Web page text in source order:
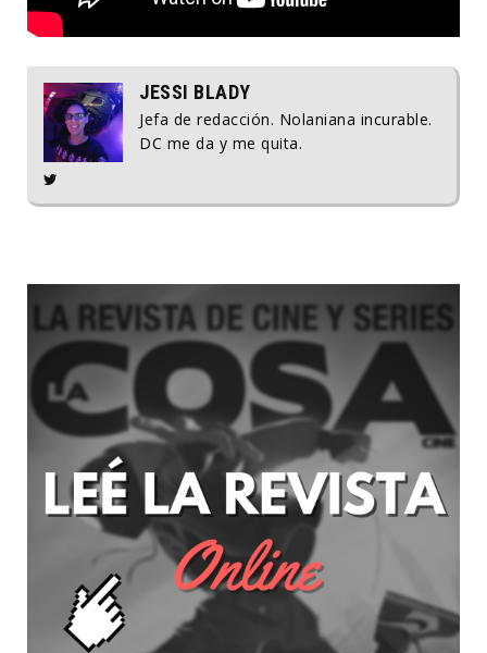
JESSI BLADY
Jefa de redacción. Nolaniana incurable.
DC me da y me quita.